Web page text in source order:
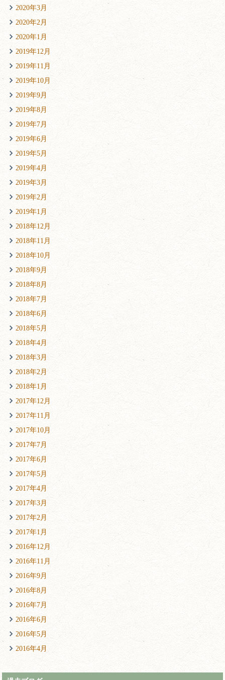
2020年3月
2020年2月
2020年1月
2019年12月
2019年11月
2019年10月
2019年9月
2019年8月
2019年7月
2019年6月
2019年5月
2019年4月
2019年3月
2019年2月
2019年1月
2018年12月
2018年11月
2018年10月
2018年9月
2018年8月
2018年7月
2018年6月
2018年5月
2018年4月
2018年3月
2018年2月
2018年1月
2017年12月
2017年11月
2017年10月
2017年7月
2017年6月
2017年5月
2017年4月
2017年3月
2017年2月
2017年1月
2016年12月
2016年11月
2016年9月
2016年8月
2016年7月
2016年6月
2016年5月
2016年4月